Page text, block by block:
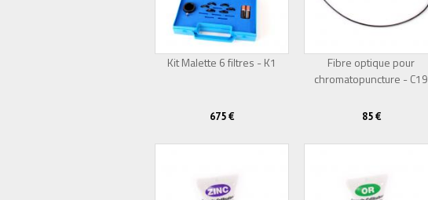
Kit Malette 6 filtres - K1
675 €
Fibre optique pour
chromatopuncture - C19
85 €